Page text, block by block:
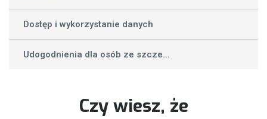
Dostęp i wykorzystanie danych
Udogodnienia dla osób ze szcze...
Czy wiesz, że